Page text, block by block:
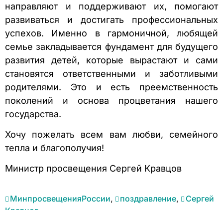
направляют и поддерживают их, помогают
развиваться и достигать профессиональных
успехов. Именно в гармоничной, любящей
семье закладывается фундамент для будущего
развития детей, которые вырастают и сами
становятся ответственными и заботливыми
родителями. Это и есть преемственность
поколений и основа процветания нашего
государства.
Хочу пожелать всем вам любви, семейного
тепла и благополучия!
Министр просвещения Сергей Кравцов
МинпросвещенияРоссии, поздравление,
Сергей